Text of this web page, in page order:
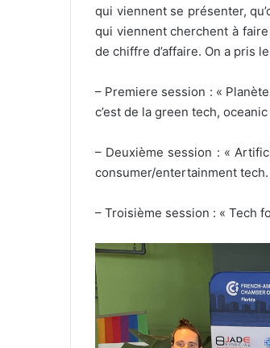
qui viennent se présenter,
qui viennent cherchent à
de chiffre d’affaire. On a pris
– Premiere session : «
c’est de la green tech,
– Deuxième session : «
consumer/entertainment tech.
– Troisième session : « Tech